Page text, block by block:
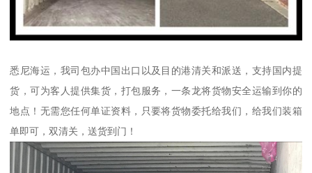
悉尼海运，我司包办中国出口以及目的港清关和派送，支持国内提
货，可为客人提供集货，打包服务，一条龙将货物安全运输到你的
地点！无需您任何单证资料，只要将货物委托给我们，给我们装箱
单即可，双清关，送货到门！